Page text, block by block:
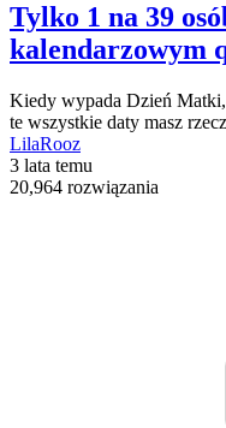
Tylko 1 na 39
kalendarzowym
Kiedy wypada Dzień
te wszystkie daty masz
LilaRooz
3 lata temu
20,964 rozwiązania